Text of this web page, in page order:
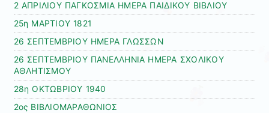
2 ΑΠΡΙΛΙΟΥ ΠΑΓΚΟΣΜΙΑ ΗΜΕΡΑ ΠΑΙΔΙΚΟΥ ΒΙΒΛΙΟΥ
25η ΜΑΡΤΙΟΥ 1821
26 ΣΕΠΤΕΜΒΡΙΟΥ ΗΜΕΡΑ ΓΛΩΣΣΩΝ
26 ΣΕΠΤΕΜΒΡΙΟΥ ΠΑΝΕΛΛΗΝΙΑ ΗΜΕΡΑ ΣΧΟΛΙΚΟΥ
ΑΘΛΗΤΙΣΜΟΥ
28η ΟΚΤΩΒΡΙΟΥ 1940
2ος ΒΙΒΛΙΟΜΑΡΑΘΩΝΙΟΣ